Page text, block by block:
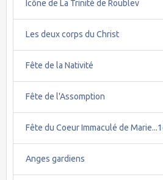
Icône de La Trinité de Roublev
Les deux corps du Christ
Fête de la Nativité
Fête de l'Assomption
Fête du Coeur Immaculé de
Anges gardiens